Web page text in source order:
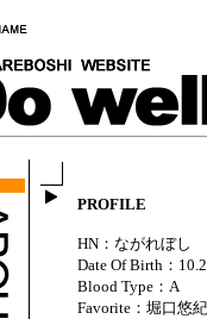
PROFILE
HN：ながれぼし
Date Of Birth：
Blood Type：A
Favorite：堀口悠